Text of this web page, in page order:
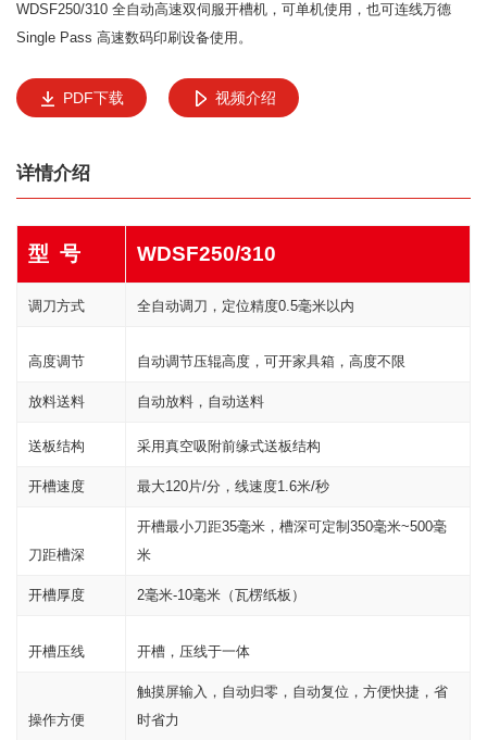
WDSF250/310 全自动高速双伺服开槽机，可单机使用，也可连线万德
Single Pass 高速数码印刷设备使用。
PDF下载 视频介绍
详情介绍
型 号 WDSF250/310
调刀方式 全自动调刀，定位精度0.5毫米以内
高度调节 自动调节压辊高度，可开家具箱，高度不限
放料送料 自动放料，自动送料
送板结构 采用真空吸附前缘式送板结构
开槽速度 最大120片/分，线速度1.6米/秒
刀距槽深
开槽最小刀距35毫米，槽深可定制350毫米~500毫
米
开槽厚度 2毫米-10毫米（瓦楞纸板）
开槽压线 开槽，压线于一体
操作方便
触摸屏输入，自动归零，自动复位，方便快捷，省
时省力